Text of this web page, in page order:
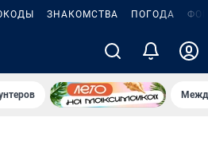
ЗНАКОМСТВА ПОГОДА